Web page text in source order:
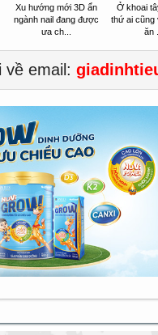
Xu hướng mới 3D ẩn
ngành nail đang được
ưa ch...
Ở khoai
thứ ai cũng
ăn
về email: